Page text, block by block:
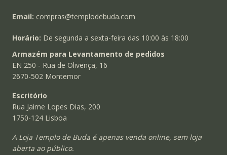
Email: compras@templodebuda.com
Horário: De segunda a sexta-feira das 10:00 às 18:00
Armazém para Levantamento de pedidos
EN 250 - Rua de Olivença, 16
2670-502 Montemor
Escritório
Rua Jaime Lopes Dias, 200
1750-124 Lisboa
A Loja Templo de Buda é apenas venda online, sem loja
aberta ao público.